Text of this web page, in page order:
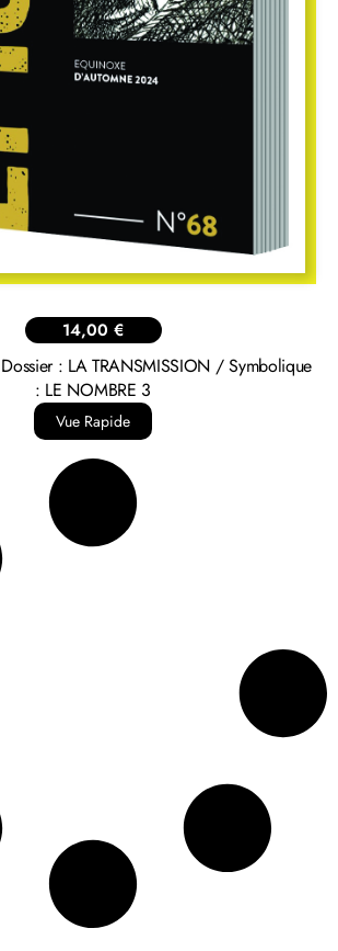
14,00 €
Dossier : LA TRANSMISSION / Symbolique
: LE NOMBRE 3
Vue Rapide